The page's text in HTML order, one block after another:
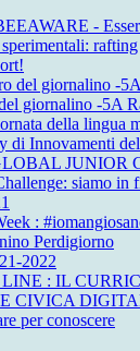
-
rafting
del giornalino -
giornalino -5A
della lingua
di Innovamenti
JUNIOR
siamo in
:
Perdigiorno
2022
: IL
CIVICA
per conoscere